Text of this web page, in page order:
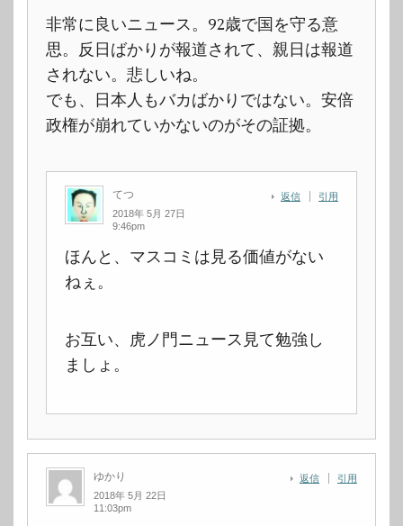
非常に良いニュース。92歳で国を守る意
思。反日ばかりが報道されて、親日は報道
されない。悲しいね。
でも、日本人もバカばかりではない。安倍
政権が崩れていかないのがその証拠。
てつ
2018年 5月 27日
9:46pm
返信 引用
ほんと、マスコミは見る価値がない
ねぇ。
お互い、虎ノ門ニュース見て勉強し
ましょ。
ゆかり
2018年 5月 22日
11:03pm
返信 引用